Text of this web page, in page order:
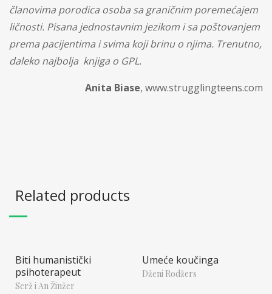
članovima porodica osoba sa graničnim poremećajem
ličnosti. Pisana jednostavnim jezikom i sa poštovanjem
prema pacijentima i svima koji brinu o njima. Trenutno,
daleko najbolja knjiga o GPL.
Anita Biase, www.strugglingteens.com
Related products
Biti humanistički
psihoterapeut
Serž i An Žinžer
Umeće koučinga
Dženi Rodžers